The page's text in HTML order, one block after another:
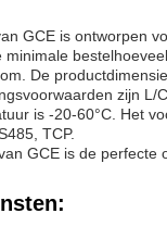
GCE is ontworpen
minimale
De
zijn L/
is -20-60°C. Het
TCP.
GCE is de perfecte